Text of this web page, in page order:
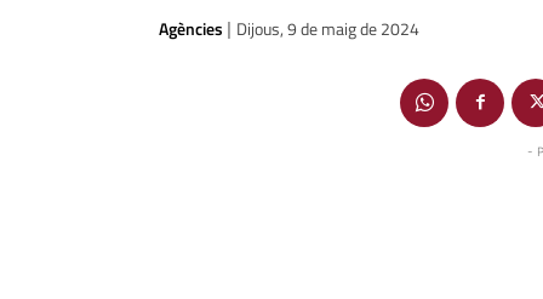
Agències | Dijous, 9 de maig de 2024
-